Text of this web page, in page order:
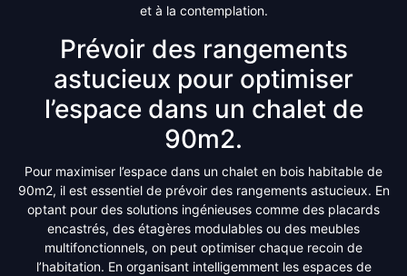
et à la contemplation.
Prévoir des rangements
astucieux pour optimiser
l’espace dans un chalet de
90m2.
Pour maximiser l’espace dans un chalet en bois habitable de
90m2, il est essentiel de prévoir des rangements astucieux. En
optant pour des solutions ingénieuses comme des placards
encastrés, des étagères modulables ou des meubles
multifonctionnels, on peut optimiser chaque recoin de
l’habitation. En organisant intelligemment les espaces de